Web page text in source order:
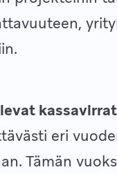
kassavirrat
eri
Tämän